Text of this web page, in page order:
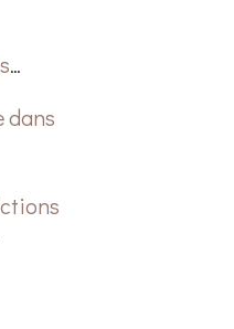
dans